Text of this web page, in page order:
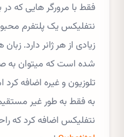
فقط با مرورگر هایی که در
نتفلیکس یک پلتفرم
زیادی از هر ژانر دارد.
شده است که میتوان به
تلوزیون و غیره اضافه کرد
به فقط به طور غیر
نتفلیکس اضافه کرد که